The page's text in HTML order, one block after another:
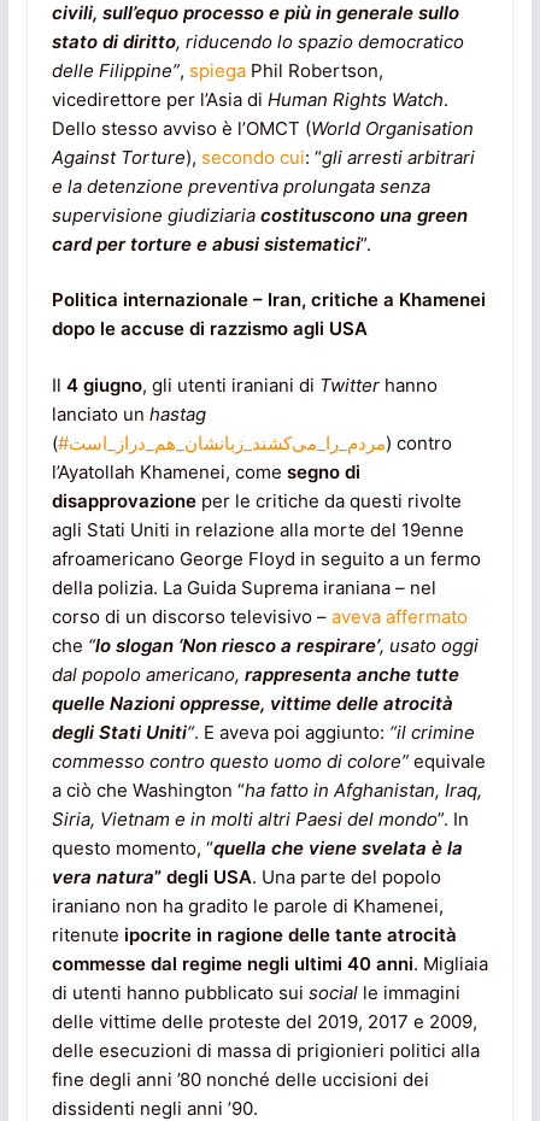
civili, sull’equo processo e più in generale sullo
stato di diritto, riducendo lo spazio democratico
delle Filippine”, spiegaPhil Robertson,
vicedirettore per l’Asia di Human Rights Watch.
Dello stesso avviso è l’OMCT (World Organisation
Against Torture), secondo cui: “gli arresti arbitrari
e la detenzione preventiva prolungata senza
supervisione giudiziaria costituscono una green
card per torture e abusi sistematici”.
Politica internazionale – Iran, critiche a Khamenei
dopo le accuse di razzismo agli USA
Il 4 giugno, gli utenti iraniani di Twitterhanno
lanciato un hastag
( #مردم_را_می‌کشند_زبانشان_هم_دراز_است) contro
l’Ayatollah Khamenei, come segno di
disapprovazioneper le critiche da questi rivolte
agli Stati Uniti in relazione alla morte del 19enne
afroamericano George Floyd in seguito a un fermo
della polizia. La Guida Suprema iraniana – nel
corso di un discorso televisivo – aveva affermato
che “lo slogan ‘Non riesco a respirare’, usato oggi
dal popolo americano, rappresenta anche tutte
quelle Nazioni oppresse, vittime delle atrocità
degli Stati Uniti“. E aveva poi aggiunto: “il crimine
commesso contro questo uomo di colore”equivale
a ciò che Washington “ha fatto in Afghanistan, Iraq,
Siria, Vietnam e in molti altri Paesi del mondo”. In
questo momento, “quella che viene svelata è la
vera natura” degli USA. Una parte del popolo
iraniano non ha gradito le parole di Khamenei,
ritenute ipocrite in ragione delle tante atrocità
commesse dal regime negli ultimi 40 anni. Migliaia
di utenti hanno pubblicato sui socialle immagini
delle vittime delle proteste del 2019, 2017 e 2009,
delle esecuzioni di massa di prigionieri politici alla
fine degli anni ’80 nonché delle uccisioni dei
dissidenti negli anni ’90.